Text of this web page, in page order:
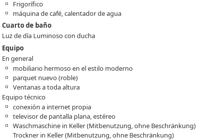
Frigorífico
máquina de café, calentador de agua
Cuarto de baño
Luz de día Luminoso con ducha
Equipo
En general
mobiliario hermoso en el estilo moderno
parquet nuevo (roble)
Ventanas a toda altura
Equipo técnico
conexión a internet propia
televisor de pantalla plana, estéreo
Waschmaschine in Keller (Mitbenutzung, ohne Beschränkung)
Trockner in Keller (Mitbenutzung, ohne Beschränkung)